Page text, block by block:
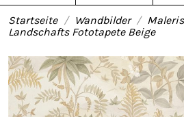
Startseite Wandbilder
Landschafts Fototapete Beige